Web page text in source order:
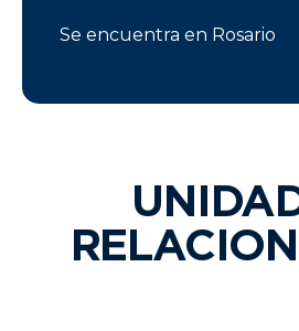
Se encuentra en Rosario